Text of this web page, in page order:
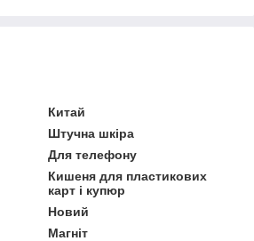
Китай
Штучна шкіра
Для телефону
Кишеня для пластикових
карт і купюр
Новий
Магніт